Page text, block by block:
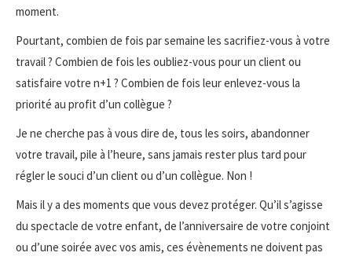
moment.
Pourtant, combien de fois par semaine les sacrifiez-vous à votre
travail ? Combien de fois les oubliez-vous pour un client ou
satisfaire votre n+1 ? Combien de fois leur enlevez-vous la
priorité au profit d’un collègue ?
Je ne cherche pas à vous dire de, tous les soirs, abandonner
votre travail, pile à l’heure, sans jamais rester plus tard pour
régler le souci d’un client ou d’un collègue. Non !
Mais il y a des moments que vous devez protéger. Qu’il s’agisse
du spectacle de votre enfant, de l’anniversaire de votre conjoint
ou d’une soirée avec vos amis, ces évènements ne doivent pas